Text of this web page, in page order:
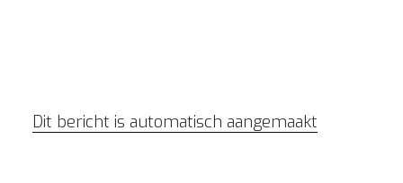
Dit bericht is automatisch aangemaakt